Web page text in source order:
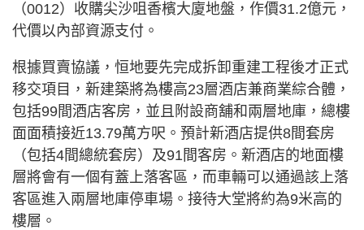
（0012）收購尖沙咀香檳大廈地盤，作價31.2億元，
代價以內部資源支付。
根據買賣協議，恒地要先完成拆卸重建工程後才正式
移交項目，新建築將為樓高23層酒店兼商業綜合體，
包括99間酒店客房，並且附設商舖和兩層地庫，總樓
面面積接近13.79萬方呎。預計新酒店提供8間套房
（包括4間總統套房）及91間客房。新酒店的地面樓
層將會有一個有蓋上落客區，而車輛可以通過該上落
客區進入兩層地庫停車場。接待大堂將約為9米高的
樓層。